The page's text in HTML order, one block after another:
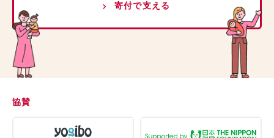
寄付で支える
協賛